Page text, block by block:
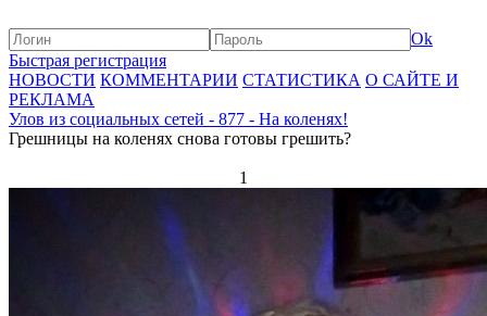
Ok
Быстрая регистрация
НОВОСТИ КОММЕНТАРИИ СТАТИСТИКА О САЙТЕ И
РЕКЛАМА
Улов из социальных сетей - 877 - На коленях!
Грешницы на коленях снова готовы грешить?
1